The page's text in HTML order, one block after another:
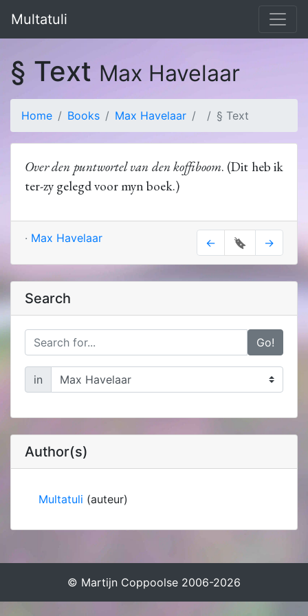
Multatuli
§ Text Max Havelaar
Home Books Max Havelaar § Text
Over den puntwortel van den koffiboom. (Dit heb ik
ter-zy gelegd voor myn boek.)
· Max Havelaar ← 🔖 →
Search
Go!
in
Author(s)
Multatuli (auteur)
© Martijn Coppoolse 2006-2026